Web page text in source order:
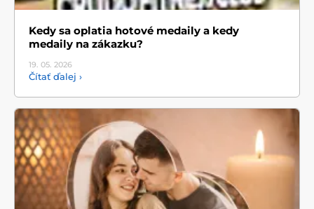
Kedy sa oplatia hotové medaily a kedy
medaily na zákazku?
19. 05. 2026
Čítať ďalej ›